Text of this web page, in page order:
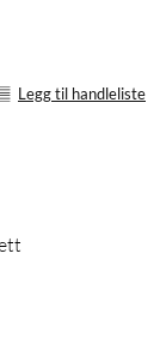
Legg til handleliste